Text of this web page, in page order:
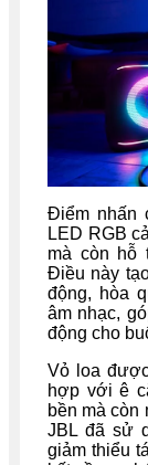
Điểm nhấn
LED RGB
mà còn hỗ
Điều này
động, hòa
âm nhạc,
động cho
Vỏ loa
hợp với ê
bền mà còn
JBL đã sử
giảm thiểu